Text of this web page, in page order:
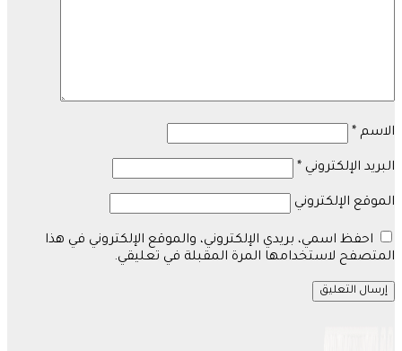
الاسم *
البريد الإلكتروني *
الموقع الإلكتروني
احفظ اسمي، بريدي الإلكتروني، والموقع الإلكتروني في هذا
المتصفح لاستخدامها المرة المقبلة في تعليقي.